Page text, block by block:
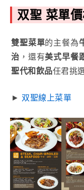
双聖 菜單
雙聖菜單的主餐為
治 ，還有美式早餐
聖代和飲品任君挑
► 双聖線上菜單